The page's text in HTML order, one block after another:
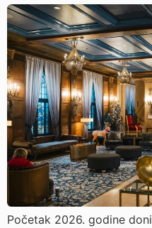
Početak 2026. godine